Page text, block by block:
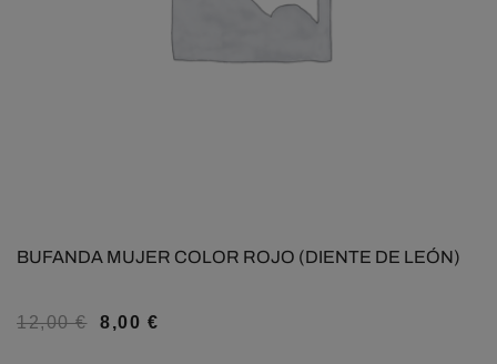
BUFANDA MUJER COLOR ROJO (DIENTE DE LEÓN)
12,00€ 8,00 €